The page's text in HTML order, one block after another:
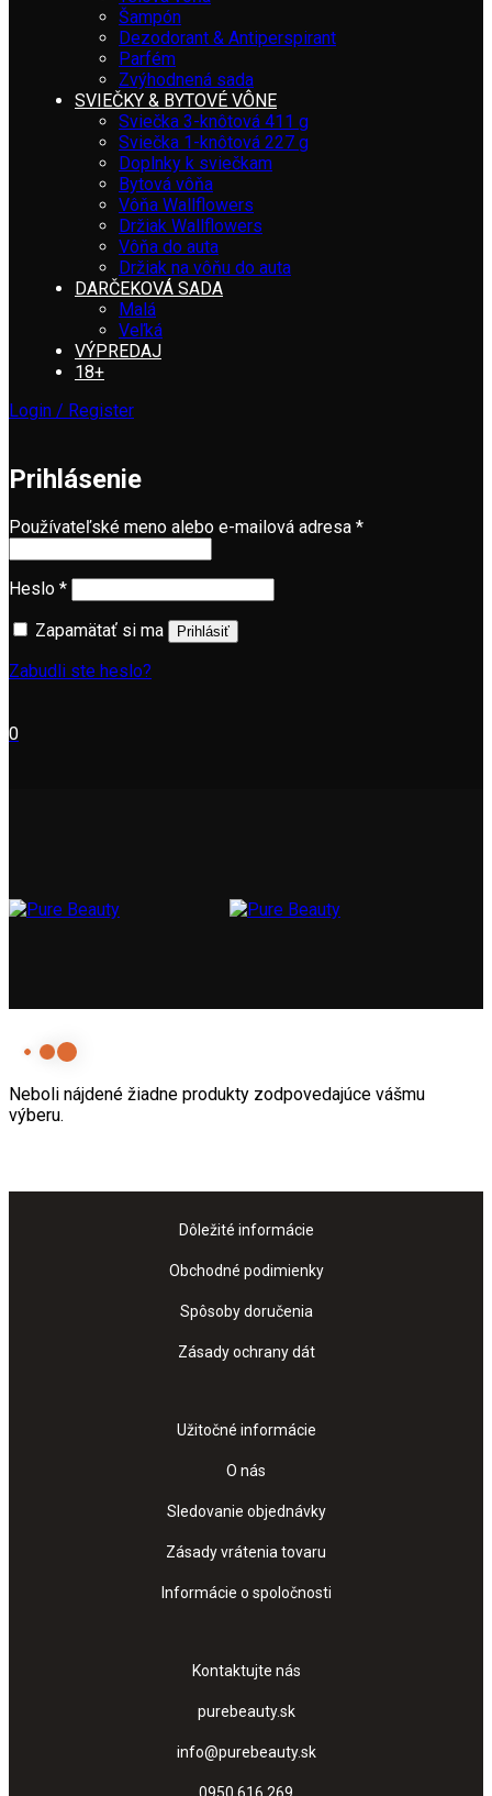
Šampón
Dezodorant & Antiperspirant
Parfém
Zvýhodnená sada
SVIEČKY & BYTOVÉ VÔNE
Sviečka 3-knôtová 411 g
Sviečka 1-knôtová 227 g
Doplnky k sviečkam
Bytová vôňa
Vôňa Wallflowers
Držiak Wallflowers
Vôňa do auta
Držiak na vôňu do auta
DARČEKOVÁ SADA
Malá
Veľká
VÝPREDAJ
18+
Login / Register
Prihlásenie
Používateľské meno alebo e-mailová adresa *
Heslo *
Zapamätať si ma
Prihlásiť
Zabudli ste heslo?
0
Neboli nájdené žiadne produkty zodpovedajúce vášmu
výberu.
Dôležité informácie
Obchodné podimienky
Spôsoby doručenia
Zásady ochrany dát
Užitočné informácie
O nás
Sledovanie objednávky
Zásady vrátenia tovaru
Informácie o spoločnosti
Kontaktujte nás
purebeauty.sk
info@purebeauty.sk